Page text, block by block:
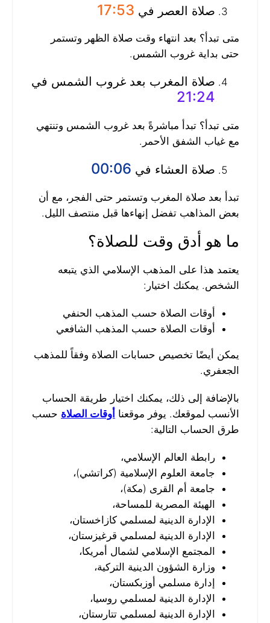
صلاة العصر في 17:53
متى تبدأ؟ بعد انتهاء وقت صلاة الظهر وتستمر
حتى بداية غروب الشمس.
صلاة المغرب بعد غروب الشمس في
21:24
متى تبدأ؟ تبدأ مباشرةً بعد غروب الشمس وتنتهي
مع غياب الشفق الأحمر.
صلاة العشاء في 00:06
تبدأ بعد صلاة المغرب وتستمر حتى الفجر، مع أن
بعض المذاهب تفضل إنهاءها قبل منتصف الليل.
ما هو أدق وقت للصلاة؟
يعتمد هذا على المذهب الإسلامي الذي يتبعه
الشخص. يمكنك اختيار:
أوقات الصلاة حسب المذهب الحنفي
أوقات الصلاة حسب المذهب الشافعي
يمكن أيضًا تخصيص حسابات الصلاة وفقاً للمذهب
الجعفري.
بالإضافة إلى ذلك، يمكنك اختيار طريقة الحساب
الأنسب لموقعك. يوفر موقعنا أوقات الصلاة حسب
طرق الحساب التالية:
رابطة العالم الإسلامي،
جامعة العلوم الإسلامية (كراتشي)،
جامعة أم القرى (مكة)،
الهيئة المصرية للمساحة،
الإدارة الدينية لمسلمي كازاخستان،
الإدارة الدينية لمسلمي قرغيزستان،
المجتمع الإسلامي لشمال أمريكا،
وزارة الشؤون الدينية التركية،
إدارة مسلمي أوزبكستان،
الإدارة الدينية لمسلمي روسيا،
الإدارة الدينية لمسلمي تتارستان،